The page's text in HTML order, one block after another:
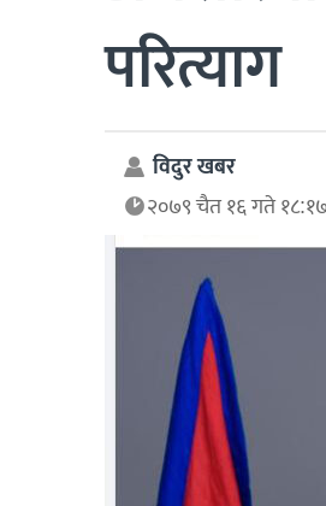
परित्याग
विदुर खबर
२०७९ चैत १६ गते १८:१७